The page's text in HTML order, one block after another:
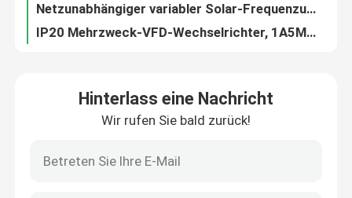
einphasiginverter
Dreiphaseninverter
1000W 2000W 3000W reiner Sinus-Wechselrichter für Solarstromanlage
Reines Sinus-Wechselrichter-Ladegerät mit variabler Frequenz, Hybrid-Solarenergie für Zuhause
Hinterlass eine Nachricht
Wir rufen Sie bald zurück!